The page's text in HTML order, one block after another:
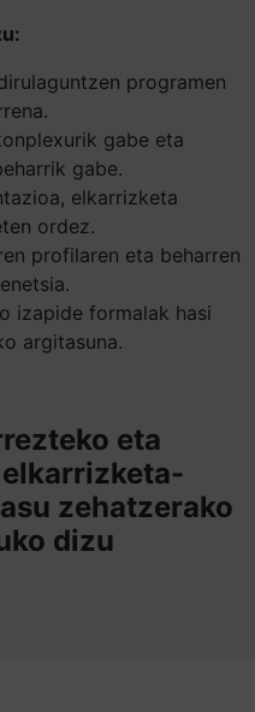
programen
gabe eta
gabe.
elkarrizketa
ordez.
profilaren eta beharren
izapide formalak hasi
argitasuna.
eta
zehatzerako
dizu